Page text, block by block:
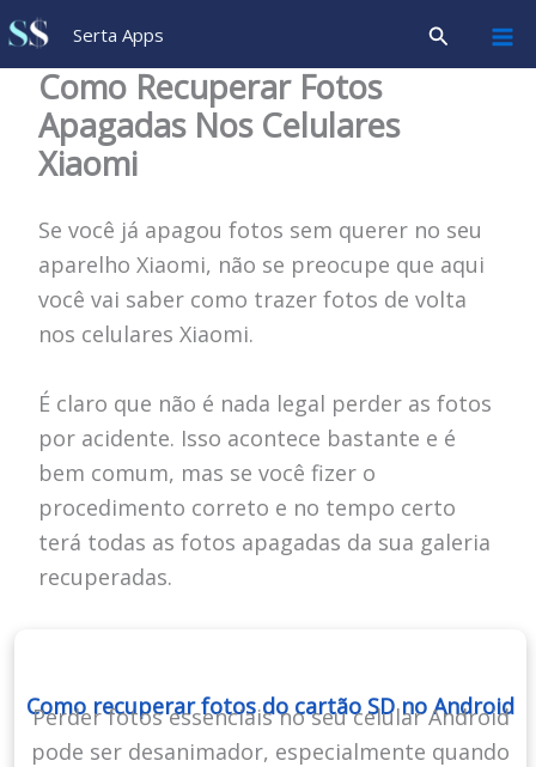
Ir
para
conteúdo
Serta Apps Pesquisar
Como Recuperar Fotos
Apagadas Nos Celulares
Xiaomi
Se você já apagou fotos sem querer no seu
aparelho Xiaomi, não se preocupe que aqui
você vai saber como trazer fotos de volta
nos celulares Xiaomi.
É claro que não é nada legal perder as fotos
por acidente. Isso acontece bastante e é
bem comum, mas se você fizer o
procedimento correto e no tempo certo
terá todas as fotos apagadas da sua galeria
recuperadas.
Como recuperar fotos do cartão SD no Android
Perder fotos essenciais no seu celular Android
pode ser desanimador, especialmente quando